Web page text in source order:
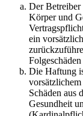
Der Betreiber
Körper und
ein
Die Haftung
Schäden aus
Gesundheit